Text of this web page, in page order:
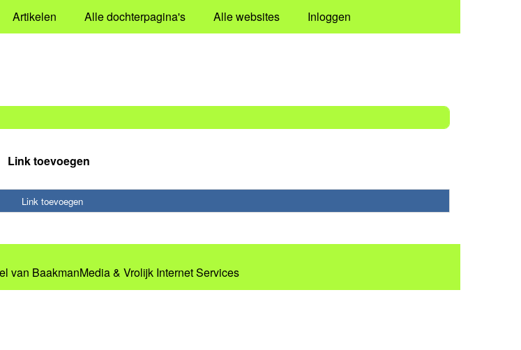
Artikelen Alle dochterpagina's Alle websites Inloggen
Link toevoegen
Link toevoegen
van BaakmanMedia& Vrolijk Internet Services